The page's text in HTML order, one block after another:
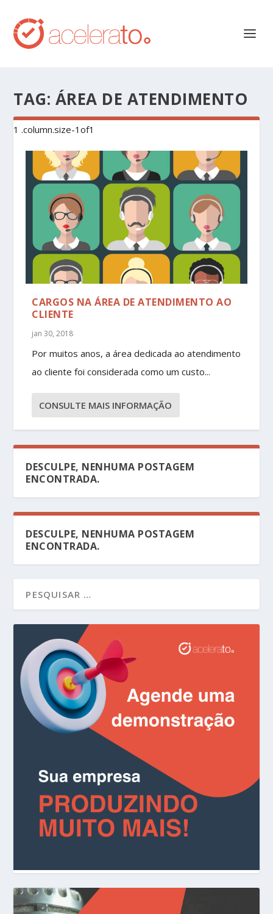
TAG: ÁREA DE ATENDIMENTO
CARGOS NA ÁREA DE ATENDIMENTO AO
CLIENTE
jan 30, 2018
Por muitos anos, a área dedicada ao atendimento
ao cliente foi considerada como um custo...
CONSULTE MAIS INFORMAÇÃO
DESCULPE, NENHUMA POSTAGEM
ENCONTRADA.
DESCULPE, NENHUMA POSTAGEM
ENCONTRADA.